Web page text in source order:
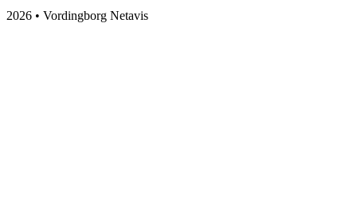
2026 • Vordingborg Netavis